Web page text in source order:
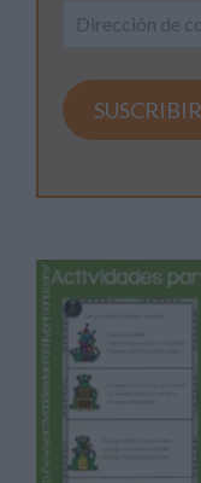
Dirección
electrónico